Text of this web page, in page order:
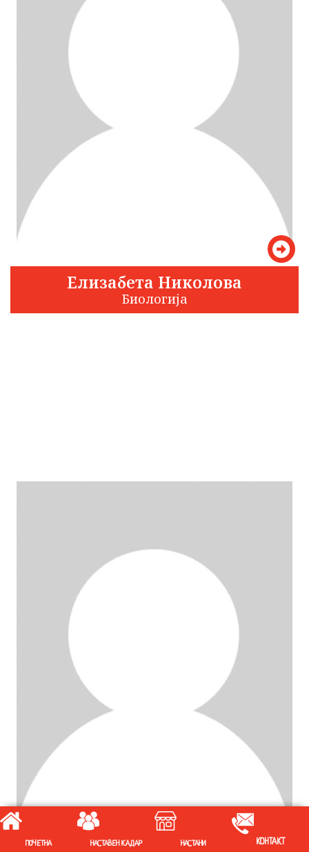
Елизабета Николова
Биологија
ПОЧЕТНА НАСТАВЕН КАДАР НАСТАНИ КОНТАКТ